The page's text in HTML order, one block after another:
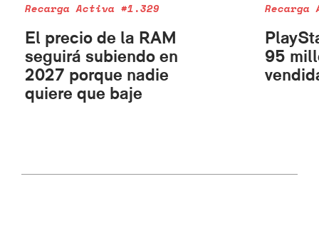
Recarga Activa #1.329
El precio de la RAM
seguirá subiendo en
2027 porque nadie
quiere que baje
Recarga
95